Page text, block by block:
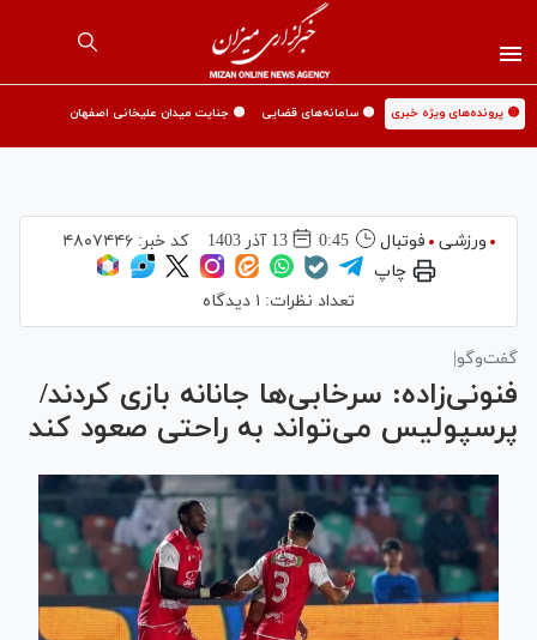
🟡 پرونده‌های ویژه خبری 🟡 سامانه‌های قضایی 🟡 جنایت میدان علیخانی اصفهان
ورزشی فوتبال 0:45 13 آذر 1403 کد خبر:۴۸۰۷۴۴۶
چاپ
تعداد نظرات: ۱ دیدگاه
گفت‌وگو|
فنونی‌زاده: سرخابی‌ها جانانه بازی کردند/
پرسپولیس می‌تواند به راحتی صعود کند